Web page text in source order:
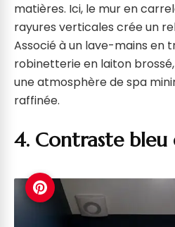
matières. Ici, le mur en
rayures verticales crée un
Associé à un lave-mains en
robinetterie en laiton
une atmosphère de spa
raffinée.
4. Contraste bleu